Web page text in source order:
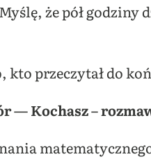
że pół godziny
kto przeczytał do
— Kochasz –